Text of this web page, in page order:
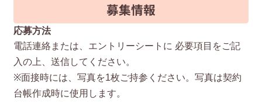
募集情報
応募方法
電話連絡または、エントリーシートに 必要項⽬をご記
⼊の上、送信してください。
※⾯接時には、写真を1枚ご持参ください。写真は契約
台帳作成時に使⽤します。